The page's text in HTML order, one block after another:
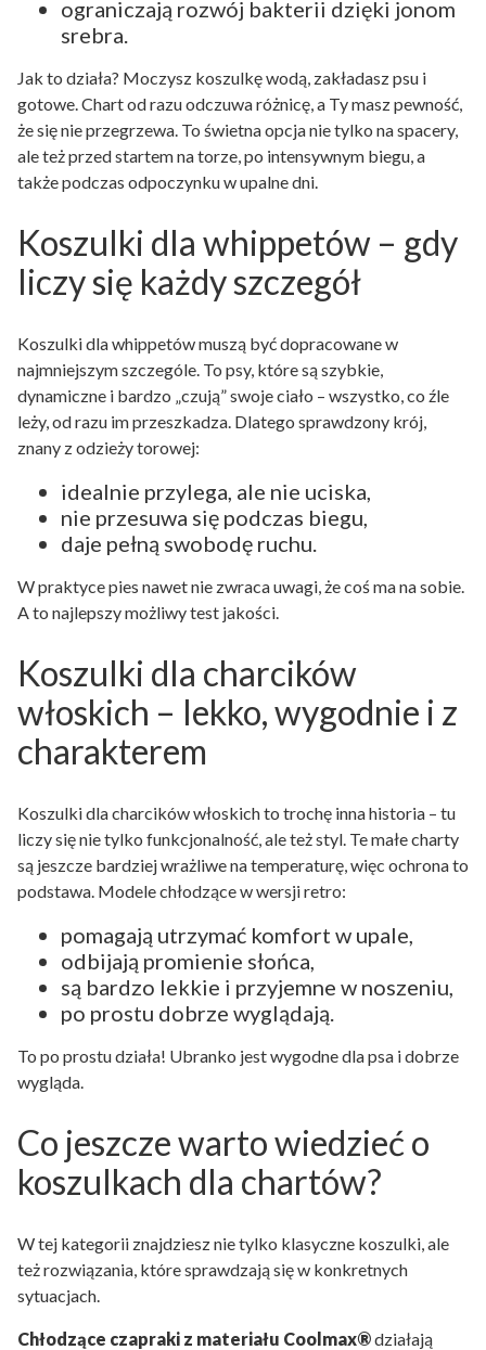
ograniczają rozwój bakterii dzięki jonom
srebra.
Jak to działa? Moczysz koszulkę wodą, zakładasz psu i
gotowe. Chart od razu odczuwa różnicę, a Ty masz pewność,
że się nie przegrzewa. To świetna opcja nie tylko na spacery,
ale też przed startem na torze, po intensywnym biegu, a
także podczas odpoczynku w upalne dni.
Koszulki dla whippetów – gdy
liczy się każdy szczegół
Koszulki dla whippetów muszą być dopracowane w
najmniejszym szczególe. To psy, które są szybkie,
dynamiczne i bardzo „czują” swoje ciało – wszystko, co źle
leży, od razu im przeszkadza. Dlatego sprawdzony krój,
znany z odzieży torowej:
idealnie przylega, ale nie uciska,
nie przesuwa się podczas biegu,
daje pełną swobodę ruchu.
W praktyce pies nawet nie zwraca uwagi, że coś ma na sobie.
A to najlepszy możliwy test jakości.
Koszulki dla charcików
włoskich – lekko, wygodnie i z
charakterem
Koszulki dla charcików włoskich to trochę inna historia – tu
liczy się nie tylko funkcjonalność, ale też styl. Te małe charty
są jeszcze bardziej wrażliwe na temperaturę, więc ochrona to
podstawa. Modele chłodzące w wersji retro:
pomagają utrzymać komfort w upale,
odbijają promienie słońca,
są bardzo lekkie i przyjemne w noszeniu,
po prostu dobrze wyglądają.
To po prostu działa! Ubranko jest wygodne dla psa i dobrze
wygląda.
Co jeszcze warto wiedzieć o
koszulkach dla chartów?
W tej kategorii znajdziesz nie tylko klasyczne koszulki, ale
też rozwiązania, które sprawdzają się w konkretnych
sytuacjach.
Chłodzące czapraki z materiału Coolmax®działają